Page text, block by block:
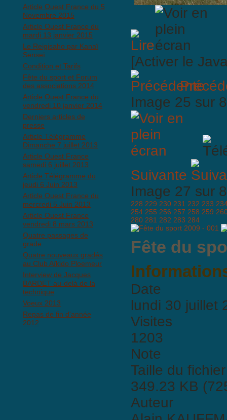
Article Ouest France du 5
Novembre 2015
Article Ouest France du
mardi 13 janvier 2015
Le Reigisaho par Kanaï
Senseï
Condition et Tarifs
Fête du sport et Forum
des associations 2014
Article Ouest France du
vendredi 10 janvier 2014
Derniers articles de
presse
Article Télégramme
Dimanche 7 juillet 2013
Article Ouest France
samedi 6 juillet 2013
Article Télégramme du
jeudi 6 Juin 2013
Article Ouest France du
mercredi 5 Juin 2013
Article Ouest France
vendredi 8 mars 2013
Quatre passages de
grade
Quatre nouveaux gradés
au Club Aïkido Ploemeur
Interview de Jacques
BARDET au-delà de la
technique
Voeux 2013
Repas de fin d'année
2012
[Activer le
Image 25 sur
Suivante
Image 27 sur
228 229 230 231 232 233
254 255 256 257 258 259
280 281 282 283 284
Fête du
Date
lundi 30 juillet
Visites
1203
Note
Taille du fichier
349.23 KB
Auteur